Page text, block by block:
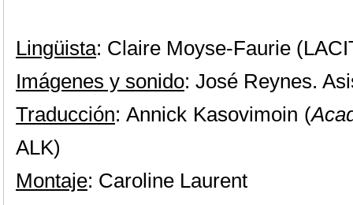
Lingüista: Claire Moyse-Faurie
Imágenes y sonido: José Reynes.
Traducción: Annick Kasovimoin (
ALK)
Montaje: Caroline Laurent